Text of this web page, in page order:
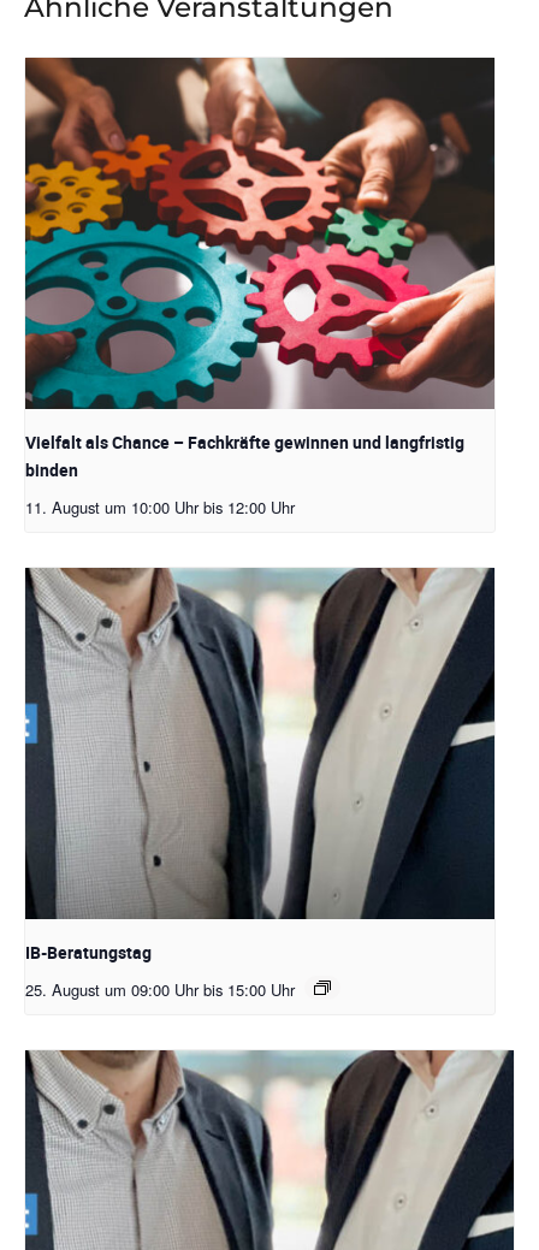
Ähnliche Veranstaltungen
Vielfalt als Chance – Fachkräfte gewinnen und langfristig
binden
11. August um 10:00 Uhr bis 12:00 Uhr
IB-Beratungstag
25. August um 09:00 Uhr bis 15:00 Uhr